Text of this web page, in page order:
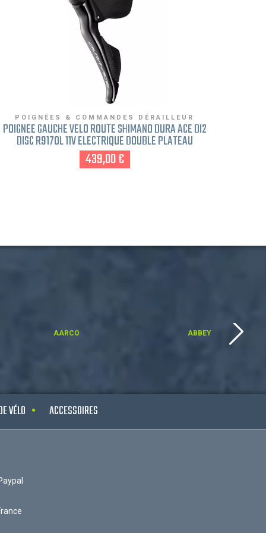
POIGNÉES & COMMANDES DÉRAILLEUR
POIGNÉE GAUCHE VÉLO ROUTE SHIMANO DURA ACE DI2
DISC R9170L 11V ELECTRIQUE DOUBLE PLATEAU
439,00 €
AARCO ABBEY
VÉLO ACCESSOIRES